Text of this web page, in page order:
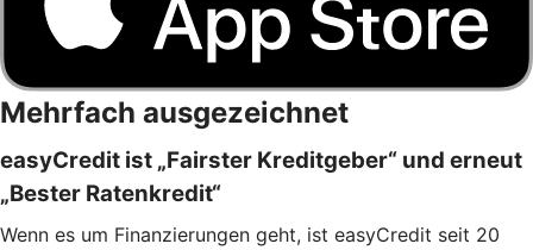
Mehrfach ausgezeichnet
easyCredit ist „Fairster Kreditgeber“ und erneut
„Bester Ratenkredit“
Wenn es um Finanzierungen geht, ist easyCredit seit 20